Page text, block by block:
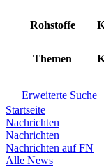
Rohstoffe
Themen
Erweiterte Suche
Startseite
Nachrichten
Nachrichten
Nachrichten auf FN
Alle News